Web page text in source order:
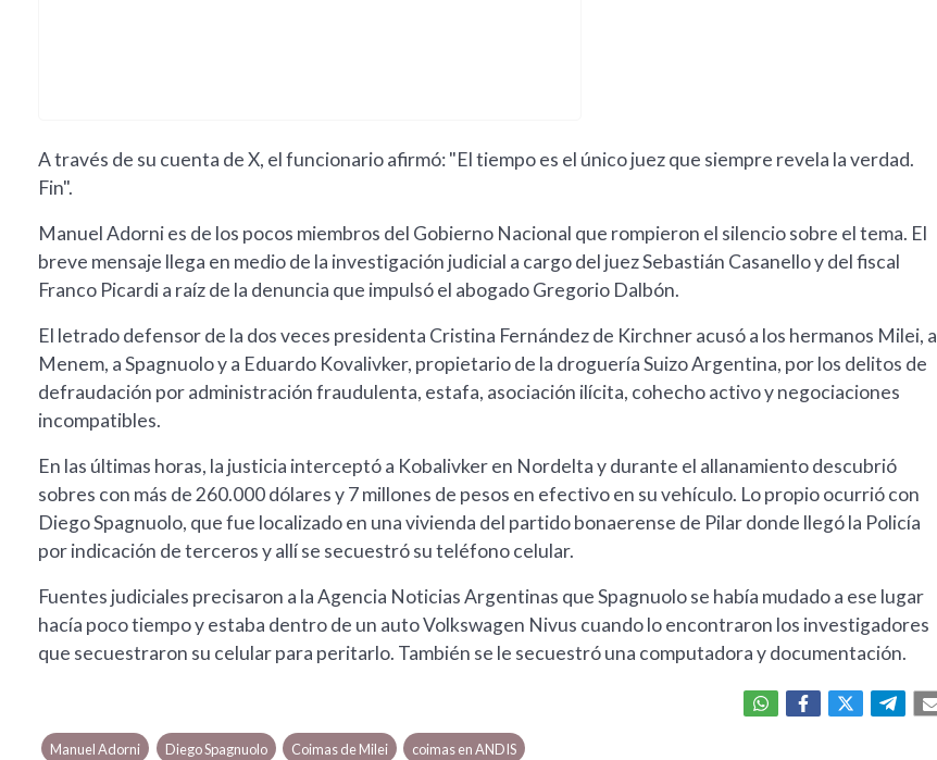
A través de su cuenta de X, el funcionario afirmó: "El tiempo es el único juez que siempre revela la verdad.
Fin".
Manuel Adorni es de los pocos miembros del Gobierno Nacional que rompieron el silencio sobre el tema. El
breve mensaje llega en medio de la investigación judicial a cargo del juez Sebastián Casanello y del fiscal
Franco Picardi a raíz de la denuncia que impulsó el abogado Gregorio Dalbón.
El letrado defensor de la dos veces presidenta Cristina Fernández de Kirchner acusó a los hermanos Milei, a
Menem, a Spagnuolo y a Eduardo Kovalivker, propietario de la droguería Suizo Argentina, por los delitos de
defraudación por administración fraudulenta, estafa, asociación ilícita, cohecho activo y negociaciones
incompatibles.
En las últimas horas, la justicia interceptó a Kobalivker en Nordelta y durante el allanamiento descubrió
sobres con más de 260.000 dólares y 7 millones de pesos en efectivo en su vehículo. Lo propio ocurrió con
Diego Spagnuolo, que fue localizado en una vivienda del partido bonaerense de Pilar donde llegó la Policía
por indicación de terceros y allí se secuestró su teléfono celular.
Fuentes judiciales precisaron a la Agencia Noticias Argentinas que Spagnuolo se había mudado a ese lugar
hacía poco tiempo y estaba dentro de un auto Volkswagen Nivus cuando lo encontraron los investigadores
que secuestraron su celular para peritarlo. También se le secuestró una computadora y documentación.
Manuel Adorni Diego Spagnuolo Coimas de Milei coimas en ANDIS